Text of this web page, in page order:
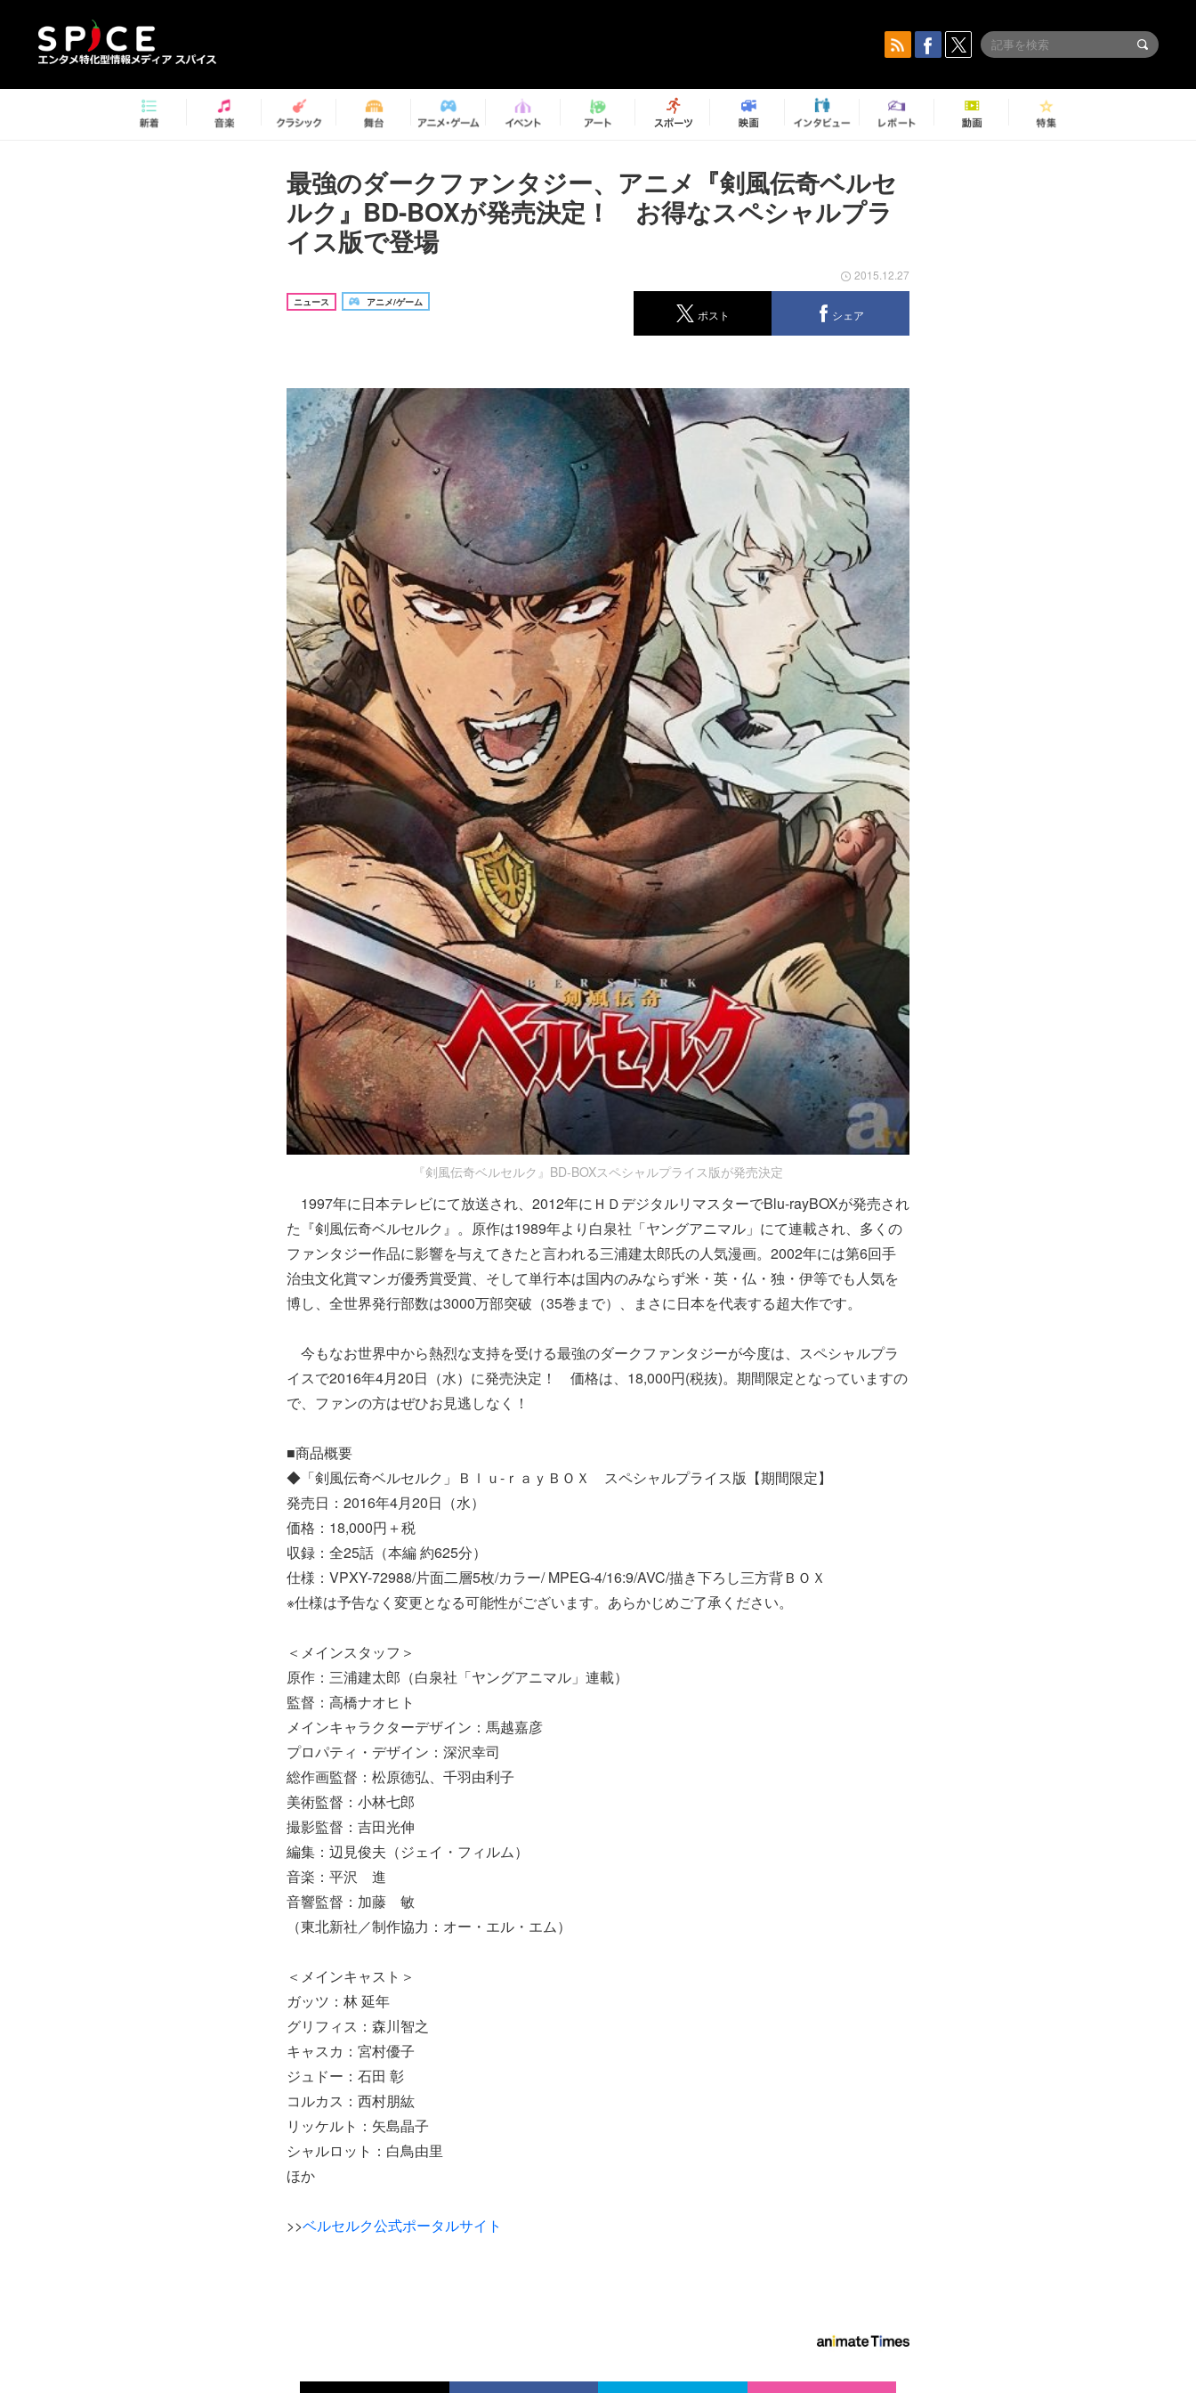
最強のダークファンタジー、アニメ『剣風伝奇ベルセ
ルク』BD-BOXが発売決定！ お得なスペシャルプラ
イス版で登場
ニュース アニメ/ゲーム
2015.12.27
ポスト シェア
『剣風伝奇ベルセルク』BD-BOXスペシャルプライス版が発売決定
1997年に日本テレビにて放送され、2012年にＨＤデジタルリマスターでBlu-rayBOXが発売され
た『剣風伝奇ベルセルク』。原作は1989年より白泉社「ヤングアニマル」にて連載され、多くの
ファンタジー作品に影響を与えてきたと言われる三浦建太郎氏の人気漫画。2002年には第6回手
治虫文化賞マンガ優秀賞受賞、そして単行本は国内のみならず米・英・仏・独・伊等でも人気を
博し、全世界発行部数は3000万部突破（35巻まで）、まさに日本を代表する超大作です。
今もなお世界中から熱烈な支持を受ける最強のダークファンタジーが今度は、スペシャルプラ
イスで2016年4月20日（水）に発売決定！ 価格は、18,000円(税抜)。期間限定となっていますの
で、ファンの方はぜひお見逃しなく！
■商品概要
◆「剣風伝奇ベルセルク」Ｂｌｕ-ｒａｙＢＯＸ スペシャルプライス版【期間限定】
発売日：2016年4月20日（水）
価格：18,000円＋税
収録：全25話（本編 約625分）
仕様：VPXY-72988/片面二層5枚/カラー/ MPEG-4/16:9/AVC/描き下ろし三方背ＢＯＸ
※仕様は予告なく変更となる可能性がございます。あらかじめご了承ください。
＜メインスタッフ＞
原作：三浦建太郎（白泉社「ヤングアニマル」連載）
監督：高橋ナオヒト
メインキャラクターデザイン：馬越嘉彦
プロパティ・デザイン：深沢幸司
総作画監督：松原徳弘、千羽由利子
美術監督：小林七郎
撮影監督：吉田光伸
編集：辺見俊夫（ジェイ・フィルム）
音楽：平沢 進
音響監督：加藤 敏
（東北新社／制作協力：オー・エル・エム）
＜メインキャスト＞
ガッツ：林 延年
グリフィス：森川智之
キャスカ：宮村優子
ジュドー：石田 彰
コルカス：西村朋紘
リッケルト：矢島晶子
シャルロット：白鳥由里
ほか
>>ベルセルク公式ポータルサイト